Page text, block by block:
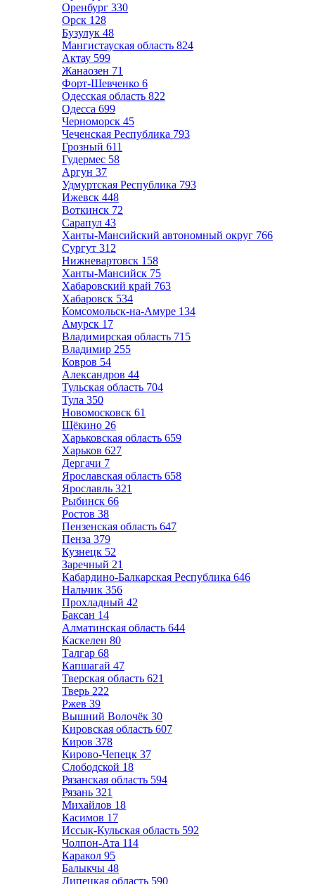
Оренбург 330
Орск 128
Бузулук 48
Мангистауская область 824
Актау 599
Жанаозен 71
Форт-Шевченко 6
Одесская область 822
Одесса 699
Черноморск 45
Чеченская Республика 793
Грозный 611
Гудермес 58
Аргун 37
Удмуртская Республика 793
Ижевск 448
Воткинск 72
Сарапул 43
Ханты-Мансийский автономный округ 766
Сургут 312
Нижневартовск 158
Ханты-Мансийск 75
Хабаровский край 763
Хабаровск 534
Комсомольск-на-Амуре 134
Амурск 17
Владимирская область 715
Владимир 255
Ковров 54
Александров 44
Тульская область 704
Тула 350
Новомосковск 61
Щёкино 26
Харьковская область 659
Харьков 627
Дергачи 7
Ярославская область 658
Ярославль 321
Рыбинск 66
Ростов 38
Пензенская область 647
Пенза 379
Кузнецк 52
Заречный 21
Кабардино-Балкарская Республика 646
Нальчик 356
Прохладный 42
Баксан 14
Алматинская область 644
Каскелен 80
Талгар 68
Капшагай 47
Тверская область 621
Тверь 222
Ржев 39
Вышний Волочёк 30
Кировская область 607
Киров 378
Кирово-Чепецк 37
Слободской 18
Рязанская область 594
Рязань 321
Михайлов 18
Касимов 17
Иссык-Кульская область 592
Чолпон-Ата 114
Каракол 95
Балыкчы 48
Липецкая область 590